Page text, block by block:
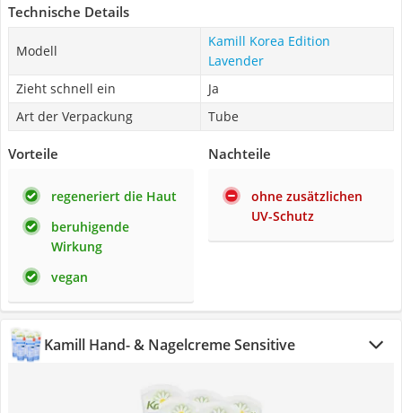
Technische Details
Modell
Kamill Korea Edition
Lavender
Zieht schnell ein
Ja
Art der Verpackung
Tube
Vorteile
regeneriert die Haut
beruhigende
Wirkung
vegan
Nachteile
ohne zusätzlichen
UV-Schutz
Kamill Hand- & Nagelcreme Sensitive